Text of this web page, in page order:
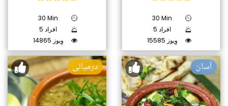
30 Min
5 افراد
14865 وِیوز
30 Min
5 افراد
15585 وِیوز
درمیانی آسان